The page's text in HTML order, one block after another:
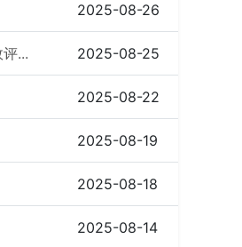
2025-08-26
... 2025-08-25
2025-08-22
2025-08-19
2025-08-18
2025-08-14